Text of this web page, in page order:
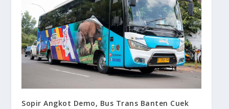
Sopir Angkot Demo, Bus Trans Banten Cuek